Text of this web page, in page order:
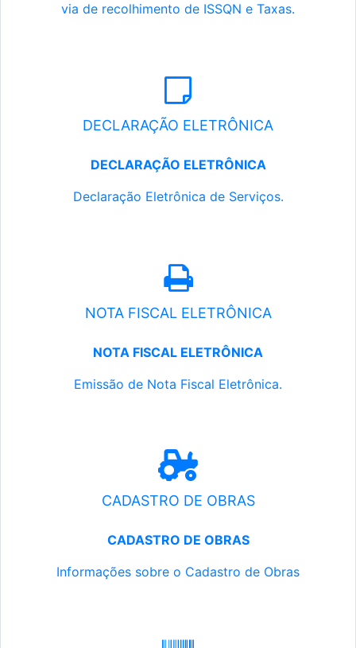
via de recolhimento de ISSQN e Taxas.
DECLARAÇÃO ELETRÔNICA
DECLARAÇÃO ELETRÔNICA
Declaração Eletrônica de Serviços.
NOTA FISCAL ELETRÔNICA
NOTA FISCAL ELETRÔNICA
Emissão de Nota Fiscal Eletrônica.
CADASTRO DE OBRAS
CADASTRO DE OBRAS
Informações sobre o Cadastro de Obras